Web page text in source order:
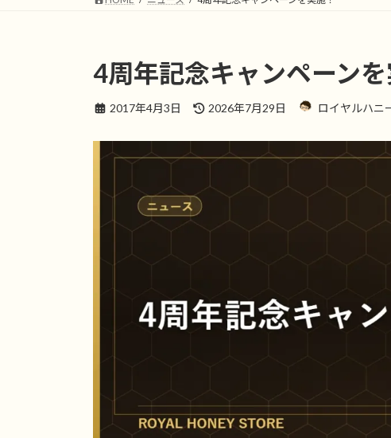
4周年記念キャンペーンを
2017年4月3日
最
時
2026年7月29日 ロイヤルハニ